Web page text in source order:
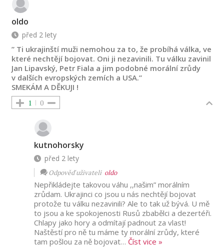
oldo
před 2 lety
” Ti ukrajinští muži nemohou za to, že probíhá válka, ve
které nechtějí bojovat. Oni ji nezavinili. Tu válku zavinil
Jan Lipavský, Petr Fiala a jim podobné morální zrůdy
v dalších evropských zemích a USA.”
SMEKÁM A DĚKUJI !
1 0
kutnohorsky
před 2 lety
Odpověď uživateli oldo
Nepřikládejte takovou váhu ,,našim” morálním
zrůdam. Ukrajinci co jsou u nás nechtějí bojovat
protože tu válku nezavinili? Ale to tak už bývá. U mě
to jsou a ke spokojenosti Rusů zbabělci a dezertéři.
Chlapy jako hory a odmítají padnout za vlast!
Naštěstí pro ně tu máme ty morální zrůdy, které
tam pošlou za ně bojovat… Číst vice »